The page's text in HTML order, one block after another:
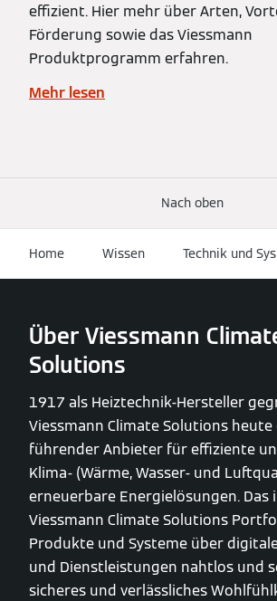
effizient. Hier mehr über Arten,
Förderung sowie das Viessmann
Produktprogramm erfahren.
Mehr lesen
Nach oben
Home Wissen Technik und
Über Viessmann
Solutions
1917 als Heiztechnik-Hersteller
Viessmann Climate Solutions
führender Anbieter für effiziente
Klima- (Wärme, Wasser- und
erneuerbare Energielösungen.
Viessmann Climate Solutions
Produkte und Systeme über
und Dienstleistungen nahtlos und
sicheres und verlässliches